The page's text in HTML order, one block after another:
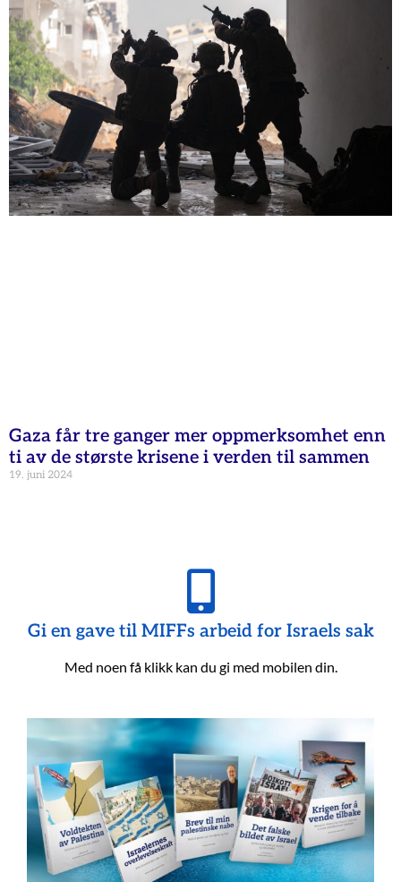
Gaza får tre ganger mer oppmerksomhet enn
ti av de største krisene i verden til sammen
19. juni 2024
Gi en gave til MIFFs arbeid for Israels sak
Med noen få klikk kan du gi med mobilen din.